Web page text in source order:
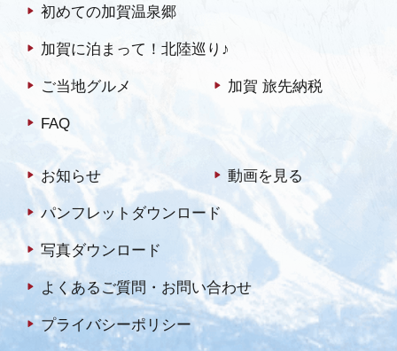
初めての加賀温泉郷
加賀に泊まって！北陸巡り♪
ご当地グルメ 加賀 旅先納税
FAQ
お知らせ 動画を見る
パンフレットダウンロード
写真ダウンロード
よくあるご質問・お問い合わせ
プライバシーポリシー